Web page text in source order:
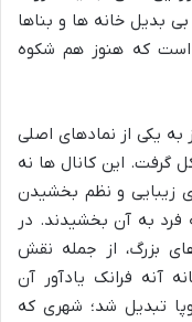
بدیل خانه ها و بناها
است که هنوز هم شکوه
یکی از نمادهای اصلی
گرفت. این کانال ها نه
زیبایی و نظم بخشیدن
به آن بخشیدند. در
بزرگ، از جمله نقش
آنه فرانک یادآور آن
تبدیل شد؛ شهری که